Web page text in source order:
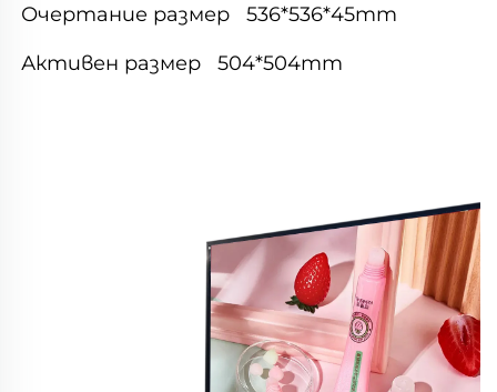
Очертание размер 536*536*45mm
Активен размер 504*504mm